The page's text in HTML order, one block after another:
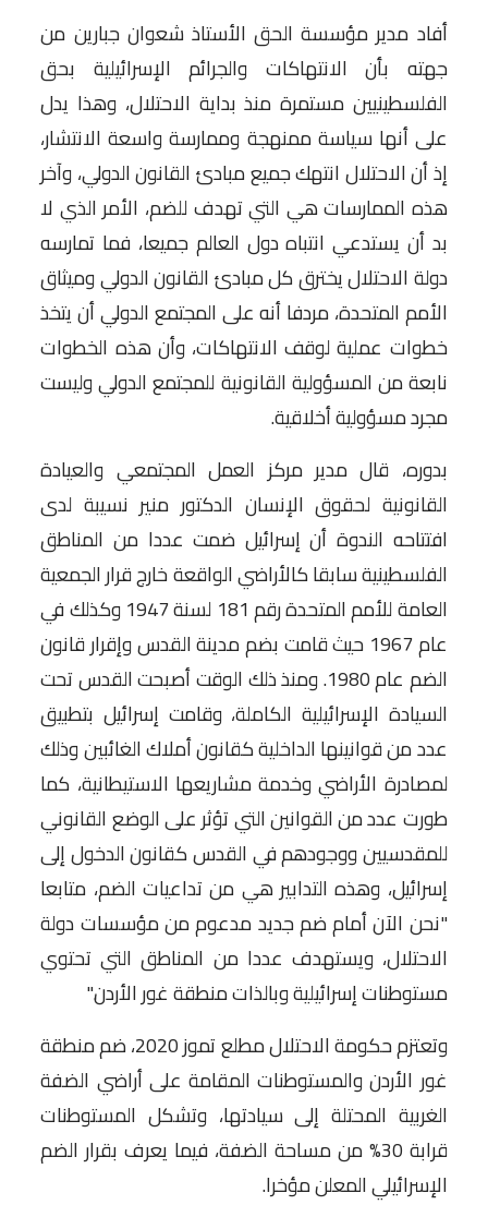
أفاد مدير مؤسسة الحق الأستاذ شعوان جبارين من
جهته بأن الانتهاكات والجرائم الإسرائيلية بحق
الفلسطينيين مستمرة منذ بداية الاحتلال، وهذا يدل
على أنها سياسة ممنهجة وممارسة واسعة الانتشار،
إذ أن الاحتلال انتهك جميع مبادئ القانون الدولي، وآخر
هذه الممارسات هي التي تهدف للضم، الأمر الذي لا
بد أن يستدعي انتباه دول العالم جميعا، فما تمارسه
دولة الاحتلال يخترق كل مبادئ القانون الدولي وميثاق
الأمم المتحدة، مردفا أنه على المجتمع الدولي أن يتخذ
خطوات عملية لوقف الانتهاكات، وأن هذه الخطوات
نابعة من المسؤولية القانونية للمجتمع الدولي وليست
مجرد مسؤولية أخلاقية.
بدوره، قال مدير مركز العمل المجتمعي والعيادة
القانونية لحقوق الإنسان الدكتور منير نسيبة لدى
افتتاحه الندوة أن إسرائيل ضمت عددا من المناطق
الفلسطينية سابقا كالأراضي الواقعة خارج قرار الجمعية
العامة للأمم المتحدة رقم 181 لسنة 1947 وكذلك في
عام 1967 حيث قامت بضم مدينة القدس وإقرار قانون
الضم عام 1980. ومنذ ذلك الوقت أصبحت القدس تحت
السيادة الإسرائيلية الكاملة، وقامت إسرائيل بتطبيق
عدد من قوانينها الداخلية كقانون أملاك الغائبين وذلك
لمصادرة الأراضي وخدمة مشاريعها الاستيطانية، كما
طورت عدد من القوانين التي تؤثر على الوضع القانوني
للمقدسيين ووجودهم في القدس كقانون الدخول إلى
إسرائيل، وهذه التدابير هي من تداعيات الضم، متابعا
"نحن الآن أمام ضم جديد مدعوم من مؤسسات دولة
الاحتلال، ويستهدف عددا من المناطق التي تحتوي
مستوطنات إسرائيلية وبالذات منطقة غور الأردن."
وتعتزم حكومة الاحتلال مطلع تموز 2020، ضم منطقة
غور الأردن والمستوطنات المقامة على أراضي الضفة
الغربية المحتلة إلى سيادتها، وتشكل المستوطنات
قرابة 30% من مساحة الضفة، فيما يعرف بقرار الضم
الإسرائيلي المعلن مؤخرا.